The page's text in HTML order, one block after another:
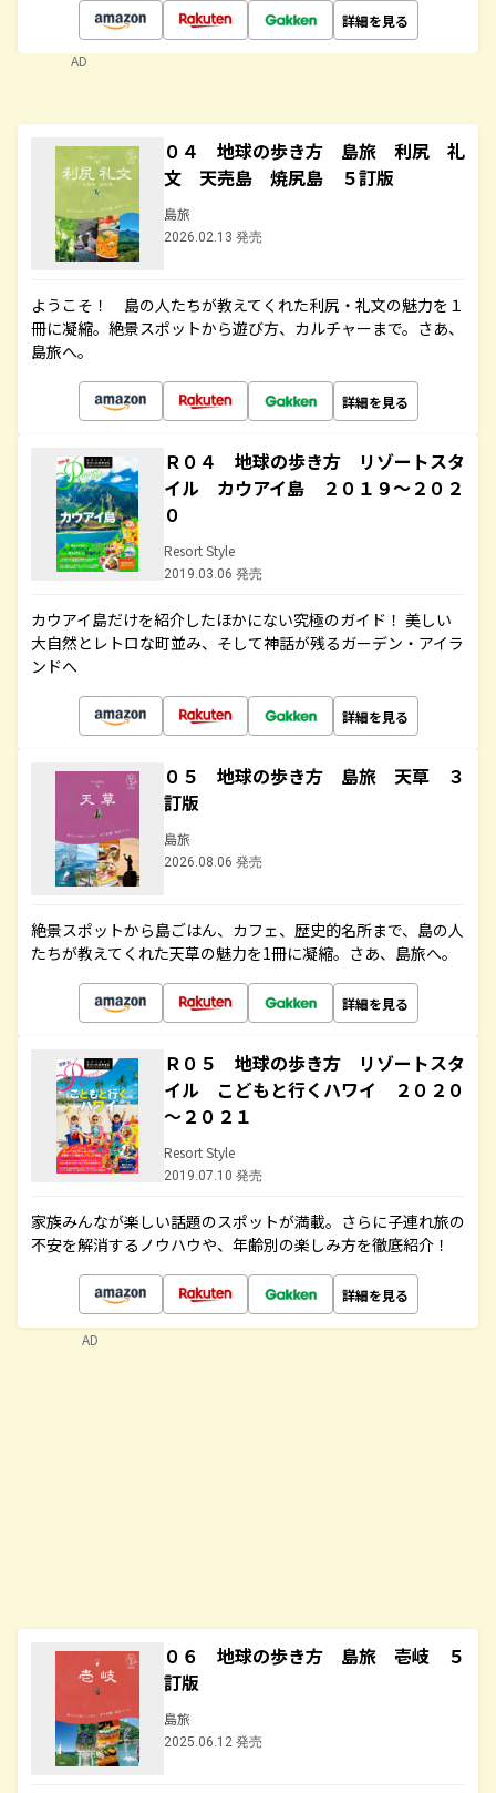
詳細を見る
AD
０４ 地球の歩き方 島旅 利尻 礼
文 天売島 焼尻島 ５訂版
島旅
2026.02.13 発売
ようこそ！ 島の人たちが教えてくれた利尻・礼文の魅力を１
冊に凝縮。絶景スポットから遊び方、カルチャーまで。さあ、
島旅へ。
詳細を見る
Ｒ０４ 地球の歩き方 リゾートスタ
イル カウアイ島 ２０１９～２０２
０
Resort Style
2019.03.06 発売
カウアイ島だけを紹介したほかにない究極のガイド！ 美しい
大自然とレトロな町並み、そして神話が残るガーデン・アイラ
ンドへ
詳細を見る
０５ 地球の歩き方 島旅 天草 ３
訂版
島旅
2026.08.06 発売
絶景スポットから島ごはん、カフェ、歴史的名所まで、島の人
たちが教えてくれた天草の魅力を1冊に凝縮。さあ、島旅へ。
詳細を見る
Ｒ０５ 地球の歩き方 リゾートスタ
イル こどもと行くハワイ ２０２０
～２０２１
Resort Style
2019.07.10 発売
家族みんなが楽しい話題のスポットが満載。さらに子連れ旅の
不安を解消するノウハウや、年齢別の楽しみ方を徹底紹介！
詳細を見る
０６ 地球の歩き方 島旅 壱岐 ５
訂版
島旅
2025.06.12 発売
AD